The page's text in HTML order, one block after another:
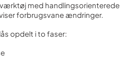
med handlingsorienterede
forbrugsvane ændringer.
opdelt i to faser: